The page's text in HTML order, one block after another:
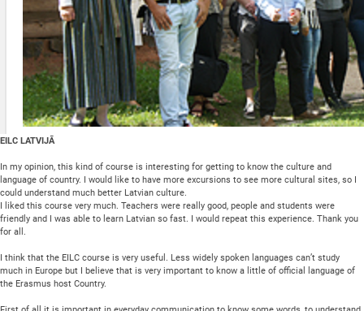
EILC LATVIJĀ
In my opinion, this kind of course is interesting for getting to know the culture and
language of country. I would like to have more excursions to see more cultural sites, so I
could understand much better Latvian culture.
I liked this course very much. Teachers were really good, people and students were
friendly and I was able to learn Latvian so fast. I would repeat this experience. Thank you
for all.
I think that the EILC course is very useful. Less widely spoken languages can’t study
much in Europe but I believe that is very important to know a little of official language of
the Erasmus host Country.